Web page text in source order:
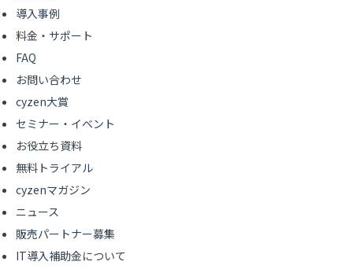
導入事例
料金・サポート
FAQ
お問い合わせ
cyzen大賞
セミナー・イベント
お役立ち資料
無料トライアル
cyzenマガジン
ニュース
販売パートナー募集
IT導入補助金について